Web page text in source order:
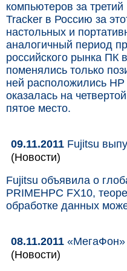
компьютеров за
Tracker в Россию за
настольных и
аналогичный период
российского рынка ПК
поменялись только
ней расположились
оказалась на
пятое место.
09.11.2011 Fujitsu
(Новости)
Fujitsu объявила о
PRIMEHPC FX10,
обработке данных
08.11.2011 «МегаФон»
(Новости)